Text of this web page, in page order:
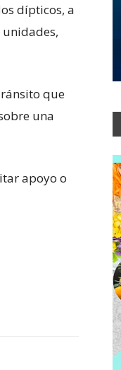
dípticos, a
que
una
apoyo o